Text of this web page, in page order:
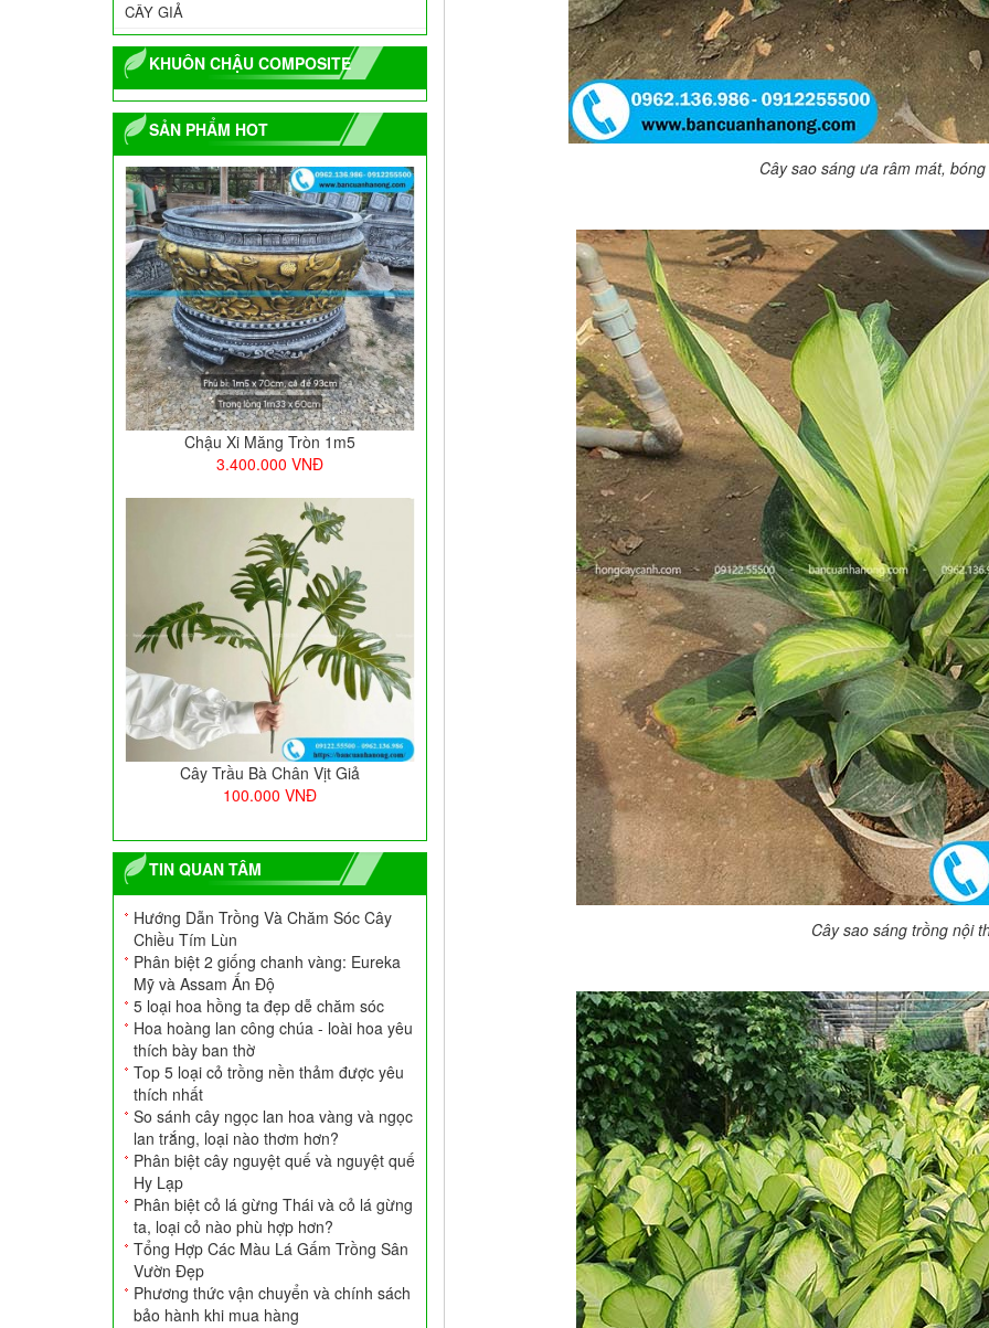
CÂY GIẢ
KHUÔN CHẬU COMPOSITE
SẢN PHẨM HOT
Chậu Xi Măng Tròn 1m5
3.400.000 VNĐ
Cây Trầu Bà Chân Vịt Giả
100.000 VNĐ
700.000VNĐ
TIN QUAN TÂM
Hướng Dẫn Trồng Và Chăm Sóc Cây
Chiều Tím Lùn
Phân biệt 2 giống chanh vàng: Eureka
Mỹ và Assam Ấn Độ
5 loại hoa hồng ta đẹp dễ chăm sóc
Hoa hoàng lan công chúa - loài hoa yêu
thích bày ban thờ
Top 5 loại cỏ trồng nền thảm được yêu
thích nhất
So sánh cây ngọc lan hoa vàng và ngọc
lan trắng, loại nào thơm hơn?
Phân biệt cây nguyệt quế và nguyệt quế
Hy Lạp
Phân biệt cỏ lá gừng Thái và cỏ lá gừng
ta, loại cỏ nào phù hợp hơn?
Tổng Hợp Các Màu Lá Gấm Trồng Sân
Vườn Đẹp
Phương thức vận chuyển và chính sách
bảo hành khi mua hàng
Cây sao sáng ưa râm mát,
Cây sao sáng trồng nội